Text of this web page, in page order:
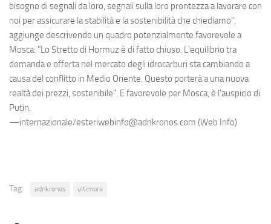
bisogno di segnali da loro, segnali sulla loro prontezza a lavorare con
noi per assicurare la stabilità e la sostenibilità che chiediamo",
aggiunge descrivendo un quadro potenzialmente favorevole a
Mosca: "Lo Stretto di Hormuz è di fatto chiuso. L'equilibrio tra
domanda e offerta nel mercato degli idrocarburi sta cambiando a
causa del conflitto in Medio Oriente. Questo porterà a una nuova
realtà dei prezzi, sostenibile". E favorevole per Mosca, è l'auspicio di
Putin.
—internazionale/esteriwebinfo@adnkronos.com (Web Info)
Tag: adnkronos ultimora